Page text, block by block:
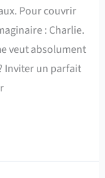
Pour couvrir
: Charlie.
veut absolument
Inviter un parfait